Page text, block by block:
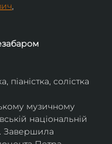
,
піаністка, солістка
музичному
національній
Завершила